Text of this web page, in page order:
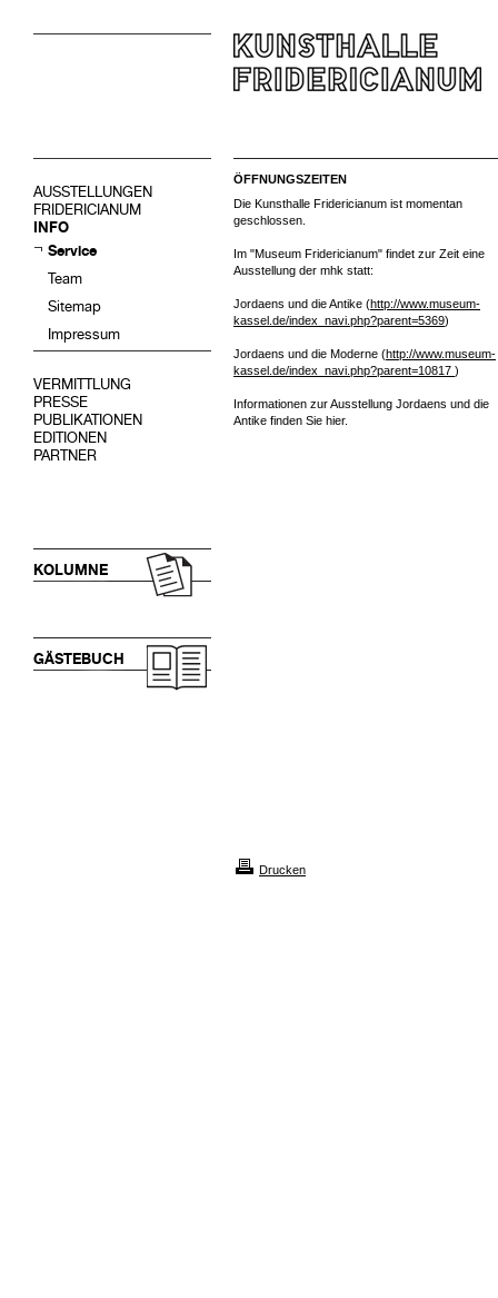
AUSSTELLUNGEN
FRIDERICIANUM
INFO
Service
Team
Sitemap
Impressum
VERMITTLUNG
PRESSE
PUBLIKATIONEN
EDITIONEN
PARTNER
KOLUMNE
GÄSTEBUCH
ÖFFNUNGSZEITEN
Die Kunsthalle Fridericianum ist momentan
geschlossen.
Im "Museum Fridericianum" findet zur Zeit eine
Ausstellung der mhk statt:
Jordaens und die Antike (http://www.museum-
kassel.de/index_navi.php?parent=5369)
Jordaens und die Moderne (http://www.museum-
kassel.de/index_navi.php?parent=10817 )
Informationen zur Ausstellung Jordaens und die
Antike finden Sie hier.
Drucken